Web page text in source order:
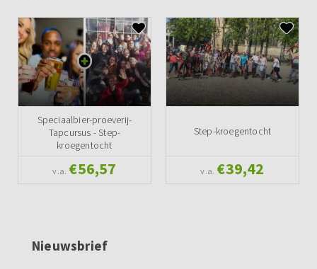
Speciaalbier-proeverij-
Tapcursus - Step-
kroegentocht
v.a. €56,57
Step-kroegentocht
v.a. €39,42
Nieuwsbrief